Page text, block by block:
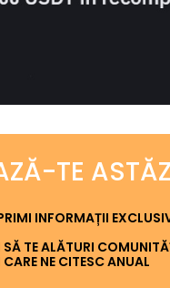
TE
INFORMAȚII
SĂ TE ALĂTURI
CARE NE CITESC ANUAL